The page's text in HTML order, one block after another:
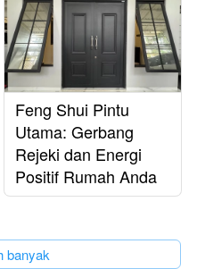
Feng Shui Pintu
Utama: Gerbang
Rejeki dan Energi
Positif Rumah Anda
banyak